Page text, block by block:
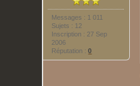
Messages : 1 011
Sujets : 12
Inscription : 27 Sep
2006
Réputation :0